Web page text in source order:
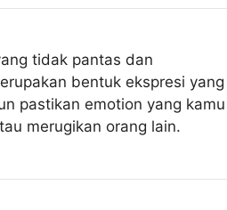
tidak pantas dan
bentuk ekspresi yang
pastikan emotion yang kamu
merugikan orang lain.